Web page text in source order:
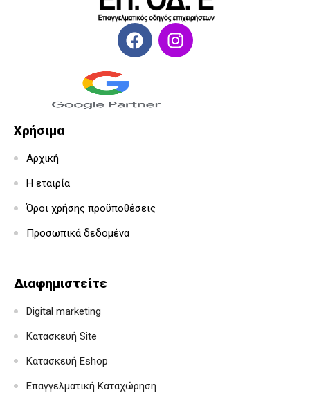
Χρήσιμα
Αρχική
Η εταιρία
Όροι χρήσης προϋποθέσεις
Προσωπικά δεδομένα
Διαφημιστείτε
Digital marketing
Κατασκευή Site
Κατασκευή Eshop
Επαγγελματική Καταχώρηση